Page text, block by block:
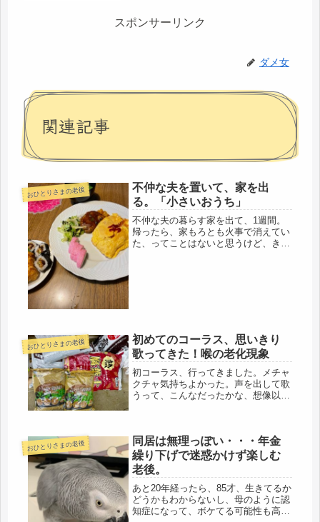
スポンサーリンク
ダメ女
関連記事
おひとりさまの老後
不仲な夫を置いて、家を出
る。「小さいおうち」
不仲な夫の暮らす家を出て、1週間。
帰ったら、家もろとも火事で消えてい
た、ってことはないと思うけど、きっ
おひとりさまの老後
初めてのコーラス、思いきり
歌ってきた！喉の老化現象
初コーラス、行ってきました。メチャ
クチャ気持ちよかった。声を出して歌
うって、こんなだったかな、想像以
さると、自然と乗ってきました。しか
し、...
おひとりさまの老後
同居は無理っぽい・・・年金
繰り下げで迷惑かけず楽しむ
老後。
あと20年経ったら、85才、生きてるか
どうかもわからないし、母のように認
知症になって、ボケてる可能性も高い